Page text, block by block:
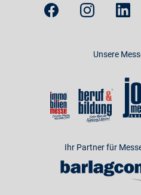
Unsere
Ihr Partner für